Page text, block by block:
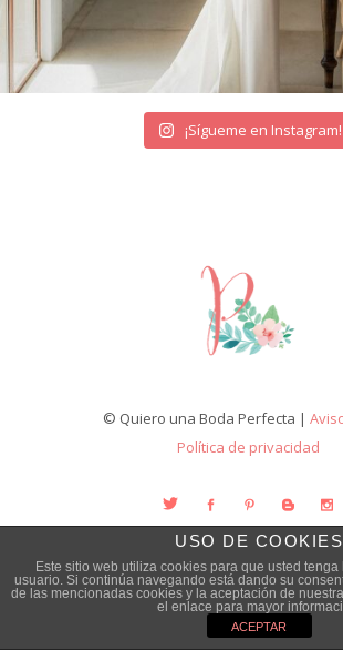
¡Sígueme en Instagram!
© Quiero una Boda Perfecta |
Política de privacidad
USO DE COOKIES
Este sitio web utiliza cookies para que usted
usuario. Si continúa navegando está dando su
de las mencionadas cookies y la aceptación de nuestra
el enlace para mayor
ACEPTAR